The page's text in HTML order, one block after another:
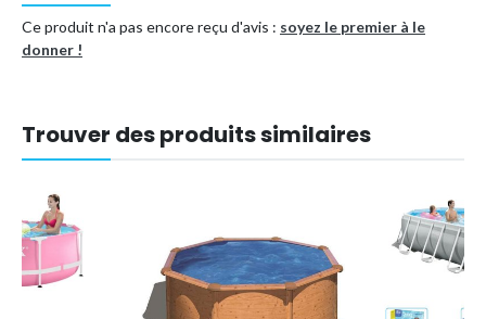
Ce produit n'a pas encore reçu d'avis : soyez le premier à le
donner !
Trouver des produits similaires